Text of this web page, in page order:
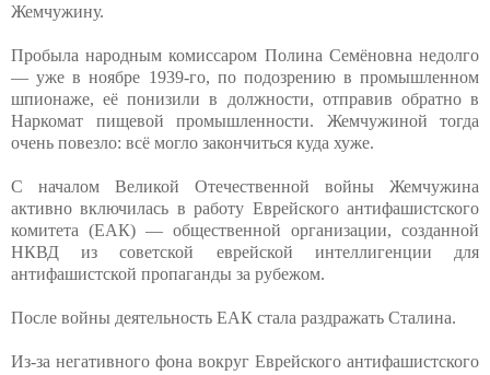
Жемчужину.
Пробыла народным комиссаром Полина Семёновна недолго
— уже в ноябре 1939-го, по подозрению в промышленном
шпионаже, её понизили в должности, отправив обратно в
Наркомат пищевой промышленности. Жемчужиной тогда
очень повезло: всё могло закончиться куда хуже.
С началом Великой Отечественной войны Жемчужина
активно включилась в работу Еврейского антифашистского
комитета (ЕАК) — общественной организации, созданной
НКВД из советской еврейской интеллигенции для
антифашистской пропаганды за рубежом.
После войны деятельность ЕАК стала раздражать Сталина.
Из-за негативного фона вокруг Еврейского антифашистского